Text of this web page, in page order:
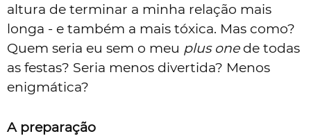
altura de terminar a minha relação mais
longa - e também a mais tóxica. Mas como?
Quem seria eu sem o meu plus onede todas
as festas? Seria menos divertida? Menos
enigmática?
A preparação